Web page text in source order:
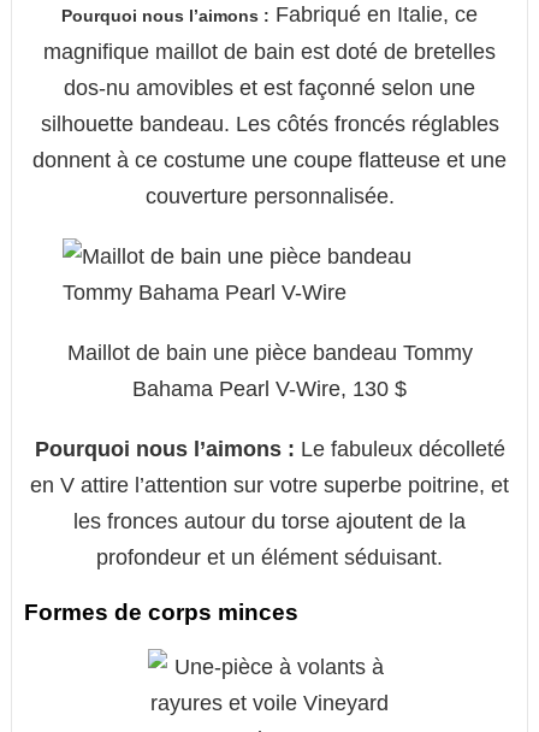
Pourquoi nous l’aimons : Fabriqué en Italie, ce
magnifique maillot de bain est doté de bretelles
dos-nu amovibles et est façonné selon une
silhouette bandeau. Les côtés froncés réglables
donnent à ce costume une coupe flatteuse et une
couverture personnalisée.
Maillot de bain une pièce bandeau Tommy
Bahama Pearl V-Wire, 130 $
Pourquoi nous l’aimons : Le fabuleux décolleté
en V attire l’attention sur votre superbe poitrine, et
les fronces autour du torse ajoutent de la
profondeur et un élément séduisant.
Formes de corps minces